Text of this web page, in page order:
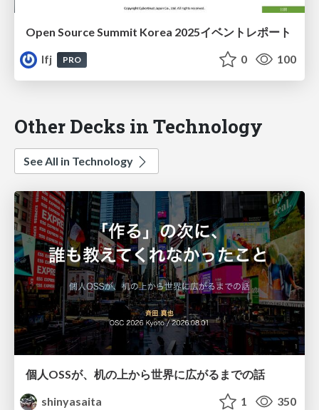
Open Source Summit Korea 2025イベントレポート
lfj
PRO 0 100
Other Decks in Technology
See All in Technology
個人OSSが、机の上から世界に広がるまでの話
shinyasaita
1 350